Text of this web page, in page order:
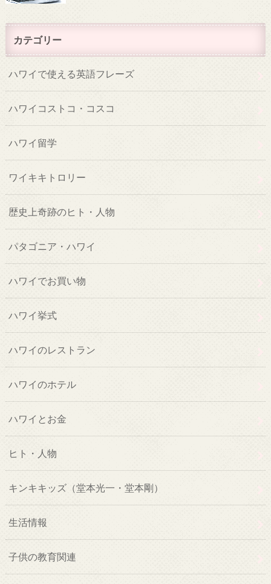
カテゴリー
ハワイで使える英語フレーズ
ハワイコストコ・コスコ
ハワイ留学
ワイキキトロリー
歴史上奇跡のヒト・人物
パタゴニア・ハワイ
ハワイでお買い物
ハワイ挙式
ハワイのレストラン
ハワイのホテル
ハワイとお金
ヒト・人物
キンキキッズ（堂本光一・堂本剛）
生活情報
子供の教育関連